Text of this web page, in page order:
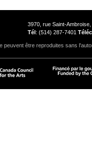
3970, rue Saint-
Tél: (514) 287-7401 Téléc
peuvent être reproduites sans